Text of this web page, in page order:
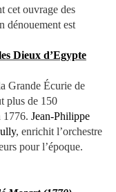
cet ouvrage des
dénouement est
Dieux d’Egypte
Grande Écurie de
plus de 150
1776. Jean-Philippe
, enrichit l’orchestre
pour l’époque.